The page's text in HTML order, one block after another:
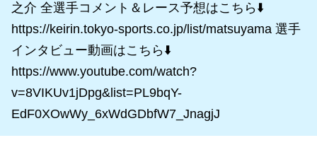
之介 全選手コメント＆レース予想はこちら⬇️
https://keirin.tokyo-sports.co.jp/list/matsuyama 選手
インタビュー動画はこちら⬇️
https://www.youtube.com/watch?
v=8VIKUv1jDpg&list=PL9bqY-
EdF0XOwWy_6xWdGDbfW7_JnagjJ